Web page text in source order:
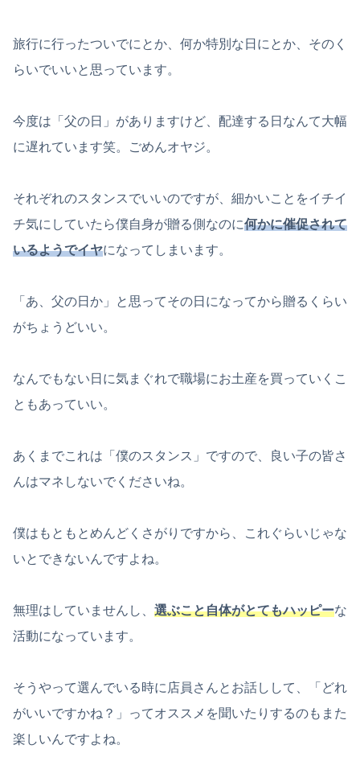
旅行に行ったついでにとか、何か特別な日にとか、そのく
らいでいいと思っています。
今度は「父の日」がありますけど、配達する日なんて大幅
に遅れています笑。ごめんオヤジ。
それぞれのスタンスでいいのですが、細かいことをイチイ
チ気にしていたら僕自身が贈る側なのに何かに催促されて
いるようでイヤになってしまいます。
「あ、父の日か」と思ってその日になってから贈るくらい
がちょうどいい。
なんでもない日に気まぐれで職場にお土産を買っていくこ
ともあっていい。
あくまでこれは「僕のスタンス」ですので、良い子の皆さ
んはマネしないでくださいね。
僕はもともとめんどくさがりですから、これぐらいじゃな
いとできないんですよね。
無理はしていませんし、 選ぶこと自体がとてもハッピーな
活動になっています。
そうやって選んでいる時に店員さんとお話しして、「どれ
がいいですかね？」ってオススメを聞いたりするのもまた
楽しいんですよね。